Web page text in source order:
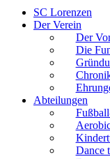
SC Lorenzen
Der Verein
Der
Die
Abteilungen
Dance